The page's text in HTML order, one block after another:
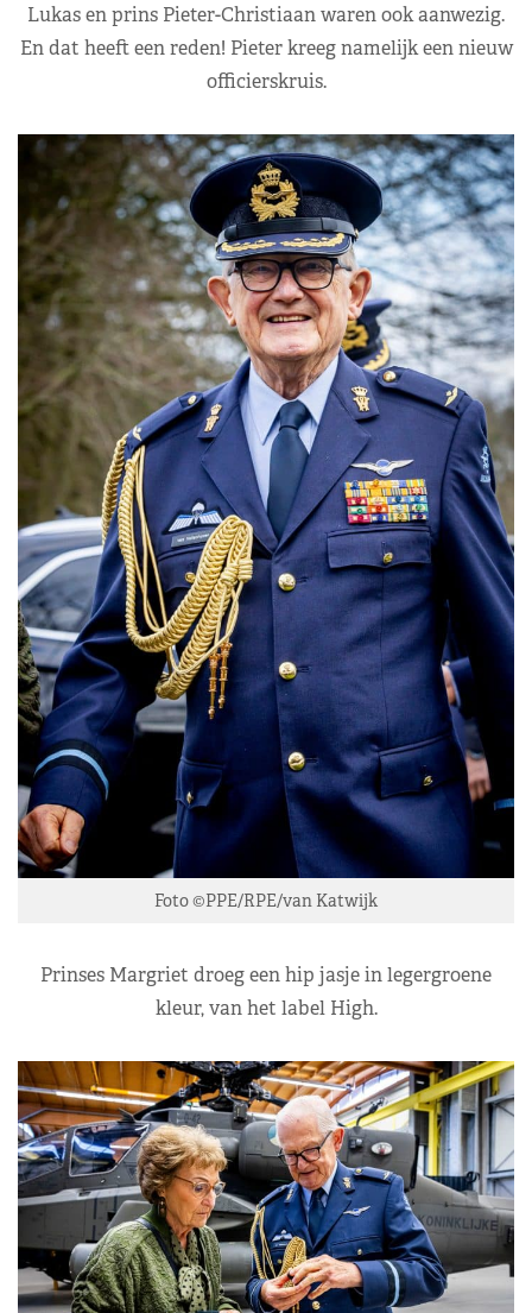
Lukas en prins Pieter-Christiaan waren ook aanwezig.
En dat heeft een reden! Pieter kreeg namelijk een nieuw
officierskruis.
Foto ©PPE/RPE/van Katwijk
Prinses Margriet droeg een hip jasje in legergroene
kleur, van het label High.